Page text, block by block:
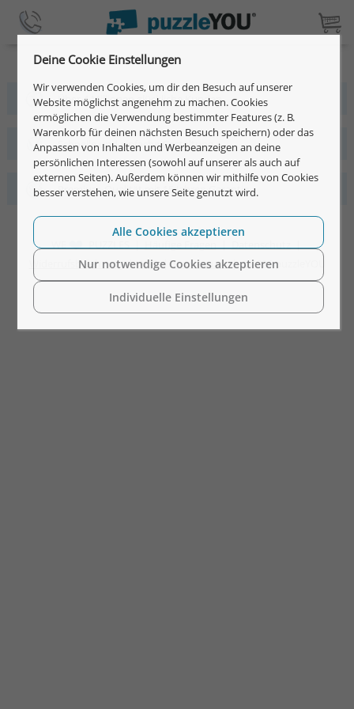
Über 4 Millionen glückliche Kunden
Schnelle und einfache Gestaltung
Premium-Qualität mit 15 Jahren Garantie
WE PUZZLES |Häufige Fragen|Datenschutz|
Widerrufsbelehrung|AGB|Impressum| ©2026 puzzleYOU
Deine Cookie Einstellungen
Wir verwenden Cookies, um dir den Besuch auf unserer
Website möglichst angenehm zu machen. Cookies
ermöglichen die Verwendung bestimmter Features (z. B.
Warenkorb für deinen nächsten Besuch speichern) oder das
Anpassen von Inhalten und Werbeanzeigen an deine
persönlichen Interessen (sowohl auf unserer als auch auf
externen Seiten). Außerdem können wir mithilfe von Cookies
besser verstehen, wie unsere Seite genutzt wird.
Individuelle Einstellungen
Nur notwendige Cookies akzeptieren
Alle Cookies akzeptieren